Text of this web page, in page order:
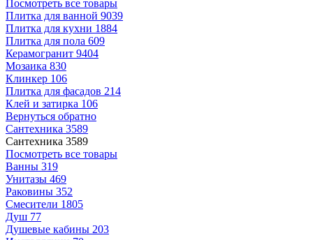
Посмотреть все товары
Плитка для ванной 9039
Плитка для кухни 1884
Плитка для пола 609
Керамогранит 9404
Мозаика 830
Клинкер 106
Плитка для фасадов 214
Клей и затирка 106
Вернуться обратно
Сантехника 3589
Сантехника 3589
Посмотреть все товары
Ванны 319
Унитазы 469
Раковины 352
Смесители 1805
Душ 77
Душевые кабины 203